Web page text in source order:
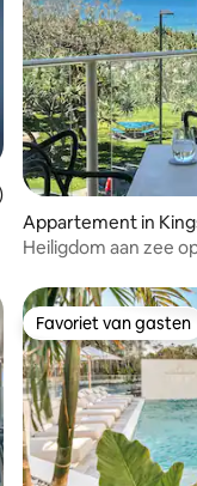
beoordeling van 4,97
Appartement in
Heiligdom aan zee
Favoriet van gasten
Favoriet van gasten